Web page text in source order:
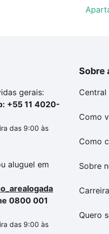
gerais:
+55 11 4020-
das 9:00 às
aluguel em
0800 001
das 9:00 às
Sobre
Central
Como
Como
Sobre
Quero